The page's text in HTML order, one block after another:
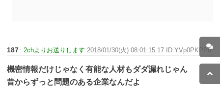
187 :2chよりお送りします 2018/01/30(火) 08:01:15.17 ID:YVp0PKPP0
機密情報だけじゃなく有能な人材もダダ漏れじゃん
昔からずっと問題のある企業なんだよ